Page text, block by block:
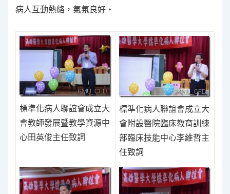
病人互動熱絡，氣氛良好‧
標準化病人聯誼會成立大
會教師發展暨教學資源中
心田英俊主任致詞
標準化病人聯誼會成立大
會附設醫院臨床教育訓練
部臨床技能中心李維哲主
任致詞